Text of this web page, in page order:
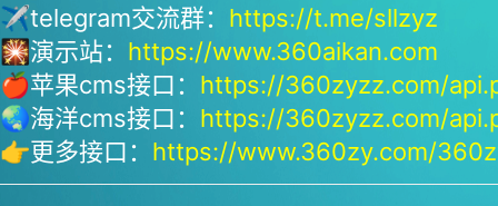
✈telegram交流群： https://t.me/sllzyz
🎇演示站： https://www.360aikan.com
🍎苹果cms接口： https://360zyzz.com/
🌏海洋cms接口： https://360zyzz.com/
👉更多接口： https://www.360zy.com/